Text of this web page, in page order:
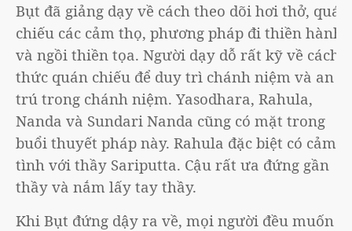
Bụt đã giảng dạy về cách theo dõi hơi thở, quán
chiếu các cảm thọ, phương pháp đi thiền hành
và ngồi thiền tọa. Người dạy dỗ rất kỹ về cách
thức quán chiếu để duy trì chánh niệm và an
trú trong chánh niệm. Yasodhara, Rahula,
Nanda và Sundari Nanda cũng có mặt trong
buổi thuyết pháp này. Rahula đặc biệt có cảm
tình với thầy Sariputta. Cậu rất ưa đứng gần
thầy và nắm lấy tay thầy.
Khi Bụt đứng dậy ra về, mọi người đều muốn